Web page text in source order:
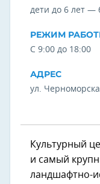
дети до 6 лет —
РЕЖИМ
С 9:00 до 18:00
АДРЕС
ул.
Культурный
и самый
ландшафтно-